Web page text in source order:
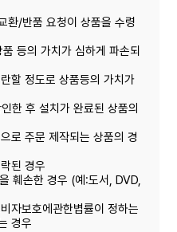
환/반품 요청이 상품을 수령
등의 가치가 심하게 파손되
할 정도로 상품등의 가치가
한 후 설치가 완료된 상품의
로 주문 제작되는 상품의 경
된 경우
훼손한 경우 (예:도서, DVD,
자보호에관한볍률이 정하는
경우